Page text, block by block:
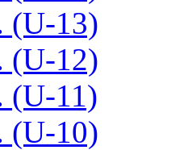
(U-13)
(U-12)
(U-11)
(U-10)